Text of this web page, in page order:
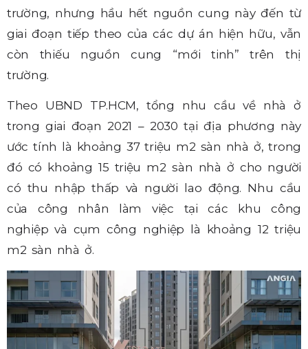
trường, nhưng hầu hết nguồn cung này đến từ
giai đoạn tiếp theo của các dự án hiện hữu, vẫn
còn thiếu nguồn cung “mới tinh” trên thị
trường.
Theo UBND TP.HCM, tổng nhu cầu về nhà ở
trong giai đoạn 2021 – 2030 tại địa phương này
ước tính là khoảng 37 triệu m2 sàn nhà ở, trong
đó có khoảng 15 triệu m2 sàn nhà ở cho người
có thu nhập thấp và người lao động. Nhu cầu
của công nhân làm việc tại các khu công
nghiệp và cụm công nghiệp là khoảng 12 triệu
m2 sàn nhà ở.